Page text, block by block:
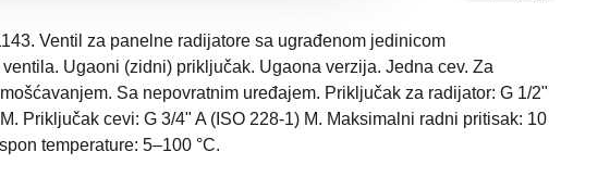
Ventil za panelne radijatore sa ugrađenom jedinicom
Ugaoni (zidni) priključak. Ugaona verzija. Jedna cev. Za
Sa nepovratnim uređajem. Priključak za radijator: G 1/2"
Priključak cevi: G 3/4" A (ISO 228-1) M. Maksimalni radni pritisak: 10
temperature: 5–100 °C.